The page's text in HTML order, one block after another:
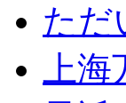
ただ
上